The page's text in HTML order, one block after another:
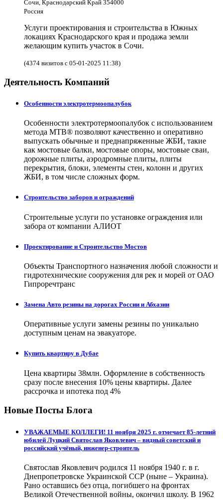
Сочи, Краснодарский Край 354000
Россия
Услуги проектирования и строительства в Южных
локациях Краснодарского края и продажа земли
желающим купить участок в Сочи.
(4374 визитов с 05-01-2025 11:38)
Деятельность Компаний
Особенности электротермоопалубок
Особенности электротермоопалубок с использованием
метода МТВ® позволяют качественно и оперативно
выпускать обычные и преднапряженные ЖБИ, такие
как мостовые балки, мостовые опоры, мостовые сваи,
дорожные плиты, аэродромные плиты, плиты
перекрытия, блоки, элементы стен, колонн и других
ЖБИ, в том числе сложных форм.
Строительство заборов и ограждений
Строительные услуги по установке ограждения или
забора от компании АЛИОТ
Проектирование и Строительство Мостов
Объекты Транспортного назначения любой сложности и
гидротехнические сооружения для рек и морей от ОАО
Гипроречтранс
Замена Авто резины на дорогах России и Абхазии
Оперативные услуги замены резины по уникально
доступным ценам на эвакуаторе.
Купить квартиру в Дубае
Цена квартиры 38млн. Оформление в собственность
сразу после внесения 10% цены квартиры. Далее
рассрочка и ипотека под 4%
Новые Посты Блога
УВАЖАЕМЫЕ КОЛЛЕГИ! 11 ноября 2025 г. отмечает 85-летний
юбилей Луцкий Святослав Яковлевич – видный советский и
российский учёный, инженер-строитель
Святослав Яковлевич родился 11 ноября 1940 г. в г.
Днепропетровске Украинской ССР (ныне – Украина).
Рано оставшись без отца, погибшего на фронтах
Великой Отечественной войны, окончил школу. В 1962